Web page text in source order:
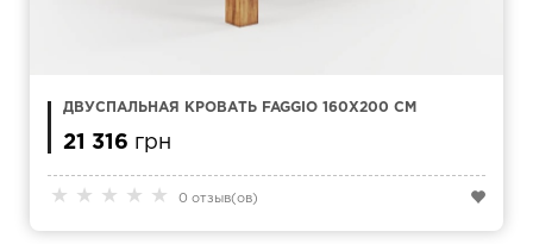
★ ★ ★ ★ ★ 0 отзыв(ов)
ДВУСПАЛЬНАЯ КРОВАТЬ FAGGIO 160Х200 СМ
21 316 грн